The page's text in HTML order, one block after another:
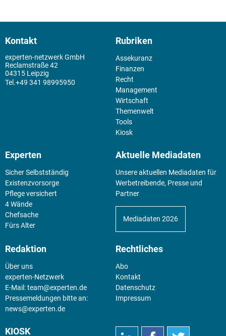
Kontakt
experten-netzwerk GmbH
Reclamstraße 42
04315 Leipzig
+49 341 98995950
Rubriken
Assekuranz
Finanzen
Recht
Management
Wirtschaft
Themenwelt
Tools
Kiosk
Experten
Sicher Selbstständig
Existenz­vorsorge
Pflege versichert
4 Wände
Chefsache
Fürs Alter
Aktuelle Mediadaten
Unsere aktuellen Mediadaten für
Werbetreibende, Presse und
Partner
Mediadaten 2026
Redaktion
Über uns
experten-Netzwerk
E-Mail:team@experten.de
Pressemeldungen bitte an:
news@experten.de
Rechtliches
Abo
Kontakt
Datenschutz
Impressum
KIOSK